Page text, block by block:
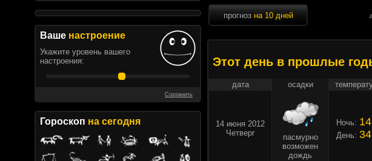
Ваше настроение
Укажите уровень вашего
настроения:
Сохранить
Гороскоп на сегодня
прогноз на 10 дней
Этот день в прошлые
дата осадки
14 июня 2012
Четверг
пасмурно
возможен
дождь
Ночь:
День: